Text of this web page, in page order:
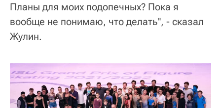
Планы для моих подопечных? Пока я
вообще не понимаю, что делать", - сказал
Жулин.